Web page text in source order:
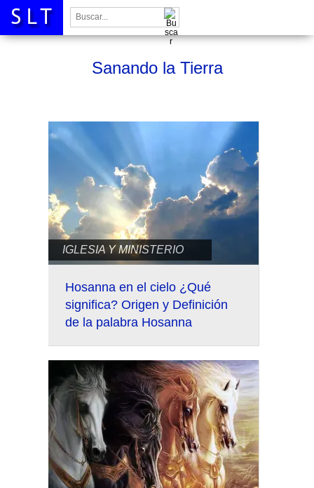
Buscar:
Sanando la Tierra
IGLESIA Y MINISTERIO
Hosanna en el cielo ¿Qué
significa? Origen y Definición
de la palabra Hosanna